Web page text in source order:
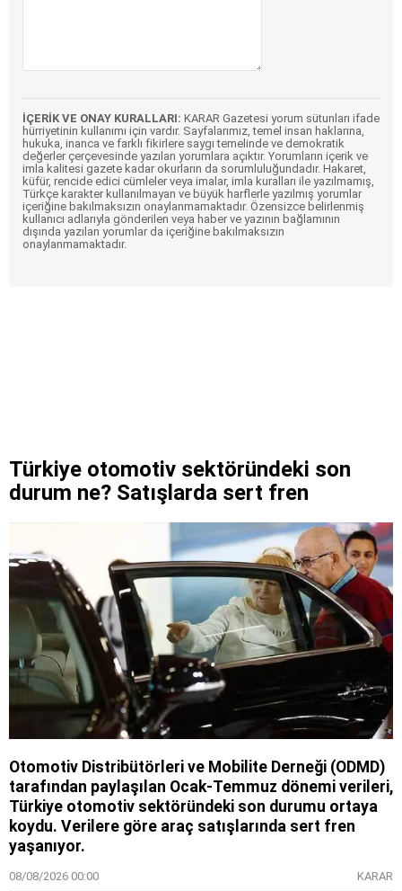
İÇERİK VE ONAY KURALLARI: KARAR Gazetesi yorum sütunları ifade
hürriyetinin kullanımı için vardır. Sayfalarımız, temel insan haklarına,
hukuka, inanca ve farklı fikirlere saygı temelinde ve demokratik
değerler çerçevesinde yazılan yorumlara açıktır. Yorumların içerik ve
imla kalitesi gazete kadar okurların da sorumluluğundadır. Hakaret,
küfür, rencide edici cümleler veya imalar, imla kuralları ile yazılmamış,
Türkçe karakter kullanılmayan ve büyük harflerle yazılmış yorumlar
içeriğine bakılmaksızın onaylanmamaktadır. Özensizce belirlenmiş
kullanıcı adlarıyla gönderilen veya haber ve yazının bağlamının
dışında yazılan yorumlar da içeriğine bakılmaksızın
onaylanmamaktadır.
Türkiye otomotiv sektöründeki son
durum ne? Satışlarda sert fren
Otomotiv Distribütörleri ve Mobilite Derneği (ODMD)
tarafından paylaşılan Ocak-Temmuz dönemi verileri,
Türkiye otomotiv sektöründeki son durumu ortaya
koydu. Verilere göre araç satışlarında sert fren
yaşanıyor.
08/08/2026 00:00 KARAR